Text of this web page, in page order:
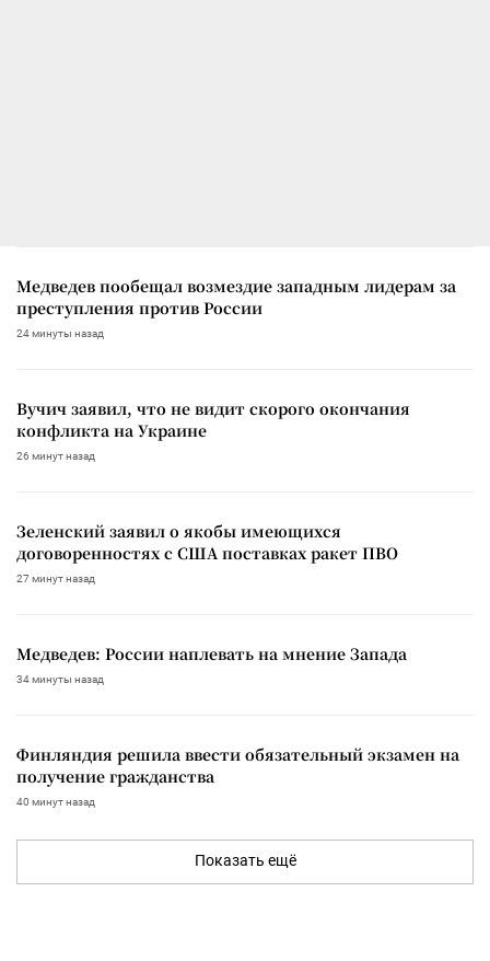
Медведев пообещал возмездие западным лидерам за
преступления против России
24 минуты назад
Вучич заявил, что не видит скорого окончания
конфликта на Украине
26 минут назад
Зеленский заявил о якобы имеющихся
договоренностях с США поставках ракет ПВО
27 минут назад
Медведев: России наплевать на мнение Запада
34 минуты назад
Финляндия решила ввести обязательный экзамен на
получение гражданства
40 минут назад
Показать ещё